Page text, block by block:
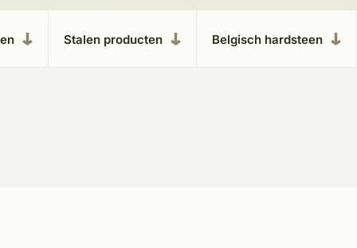
Stalen producten Belgisch hardsteen